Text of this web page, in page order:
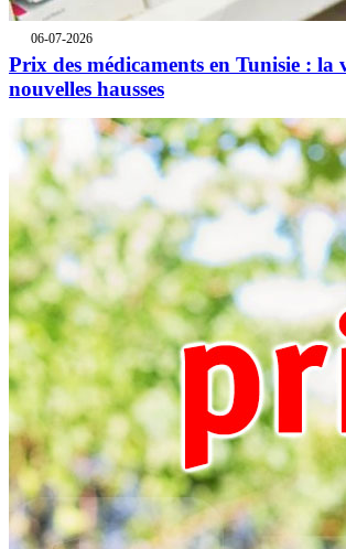
06-07-2026
Prix des médicaments en Tunisie : la
nouvelles hausses